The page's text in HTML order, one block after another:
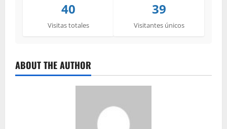
40
Visitas totales
39
Visitantes únicos
ABOUT THE AUTHOR